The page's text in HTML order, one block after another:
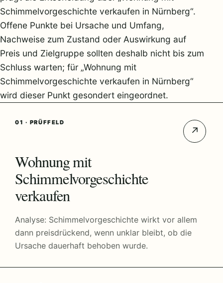
Schimmelvorgeschichte verkaufen in Nürnberg“.
Offene Punkte bei Ursache und Umfang,
Nachweise zum Zustand oder Auswirkung auf
Preis und Zielgruppe sollten deshalb nicht bis zum
Schluss warten; für „Wohnung mit
Schimmelvorgeschichte verkaufen in Nürnberg“
wird dieser Punkt gesondert eingeordnet.
01 · PRÜFFELD
↗
Wohnung mit
Schimmelvorgeschichte
verkaufen
Analyse: Schimmelvorgeschichte wirkt vor allem
dann preisdrückend, wenn unklar bleibt, ob die
Ursache dauerhaft behoben wurde.